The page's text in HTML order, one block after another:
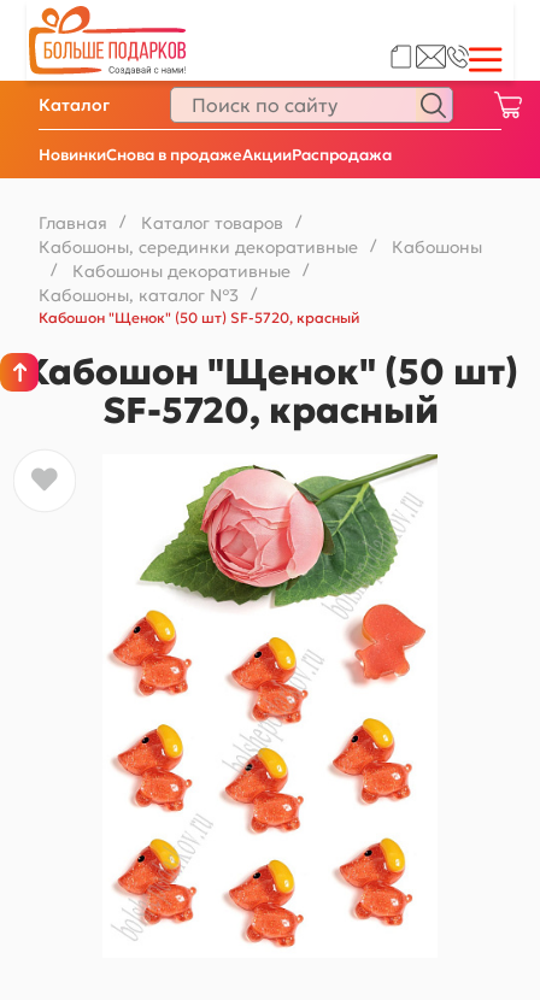
НовинкиСнова в продажеАкцииРаспродажа
Каталог
Главная / Каталог товаров /
Кабошоны, серединки декоративные / Кабошоны
/ Кабошоны декоративные /
Кабошоны, каталог №3
/
Кабошон "Щенок" (50 шт) SF-5720, красный
Кабошон "Щенок" (50 шт)
SF-5720, красный